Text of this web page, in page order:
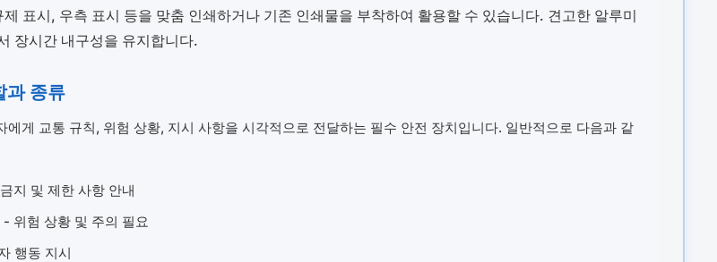
표시, 우측 표시 등을 맞춤 인쇄하거나 기존 인쇄물을 부착하여 활용할 수 있습니다. 견고한 알루미
장시간 내구성을 유지합니다.
과 종류
에게 교통 규칙, 위험 상황, 지시 사항을 시각적으로 전달하는 필수 안전 장치입니다. 일반적으로 다음과 같
지 및 제한 사항 안내
- 위험 상황 및 주의 필요
행동 지시